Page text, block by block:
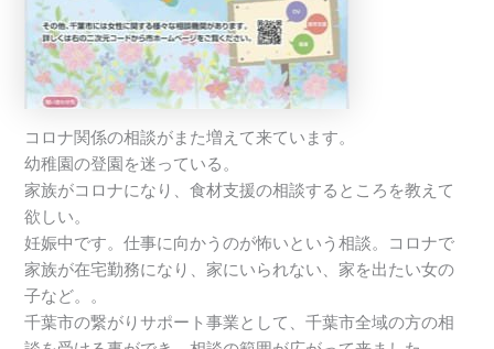
コロナ関係の相談がまた増えて来ています。
幼稚園の登園を迷っている。
家族がコロナになり、食材支援の相談するところを教えて
欲しい。
妊娠中です。仕事に向かうのが怖いという相談。コロナで
家族が在宅勤務になり、家にいられない、家を出たい女の
子など。。
千葉市の繋がりサポート事業として、千葉市全域の方の相